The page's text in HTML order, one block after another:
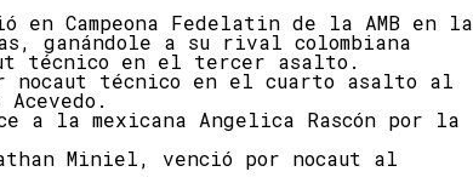
Campeona Fedelatin de la AMB en la
ganándole a su rival colombiana
técnico en el tercer asalto.
nocaut técnico en el cuarto asalto al
Acevedo.
a la mexicana Angelica Rascón por la
Miniel, venció por nocaut al